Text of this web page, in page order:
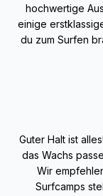
hochwertige
einige
du zum Surfen
Guter Halt ist
das Wachs
Wir
Surfcamps